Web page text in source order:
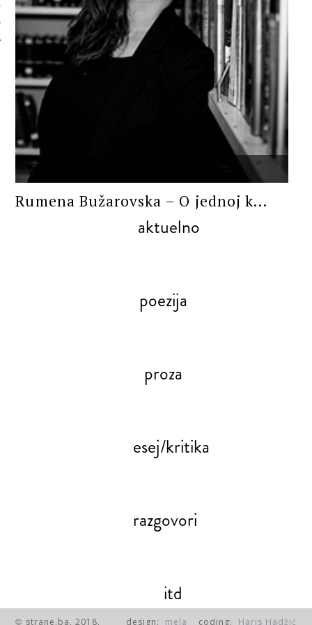
ESEJ/KRITIKA
Rumena Bužarovska – O jednoj k...
aktuelno
poezija
proza
esej/kritika
razgovori
itd
© strane.ba, 2018. design: mela coding: Haris Hadžić